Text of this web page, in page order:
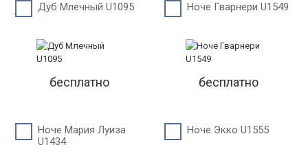
Дуб Млечный U1095
бесплатно
Ноче Гварнери U1549
бесплатно
Ноче Мария Луиза
U1434
Ноче Экко U1555